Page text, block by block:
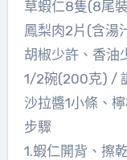
草蝦仁8隻(8尾
鳳梨肉2片(含湯
胡椒少許、香油
1/2碗(200克) /
沙拉醬1小條、
步驟
1.蝦仁開背、擦